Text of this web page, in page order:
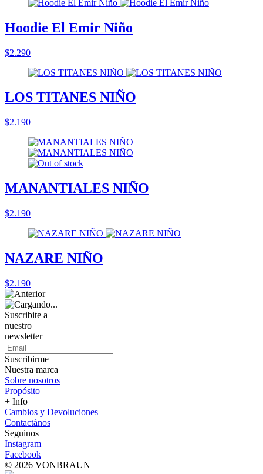
Hoodie El Emir Niño
$2.290
LOS TITANES NIÑO
$2.190
MANANTIALES NIÑO
$2.190
NAZARE NIÑO
$2.190
Suscribite a
nuestro
newsletter
Suscribirme
Nuestra marca
Sobre nosotros
Propósito
+ Info
Cambios y Devoluciones
Contactános
Seguinos
Instagram
Facebook
© 2026 VONBRAUN